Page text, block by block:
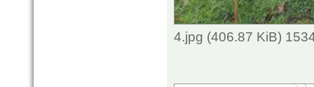
4.jpg (406.87 KiB)